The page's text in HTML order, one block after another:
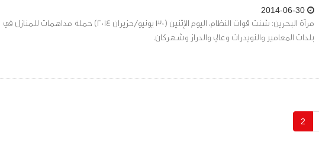
مرآة البحرين: شنت قوات النظام، اليوم الإثنين (30 يونيو/حزيران 2014) حملة مداهمات للمنازل في
بلدات المعامير والنويدرات وعالي والدراز وشهركان.
2